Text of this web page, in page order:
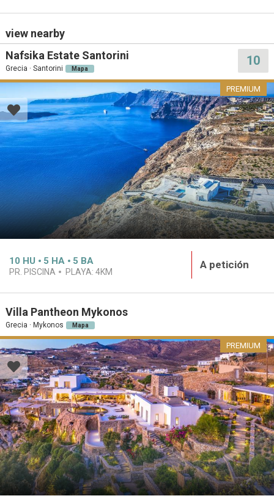
view nearby
Nafsika Estate Santorini
Grecia · Santorini Mapa
10
PREMIUM
10 HU 5 HA 5 BA
PR. PISCINA PLAYA: 4KM
A petición
Villa Pantheon Mykonos
Grecia · Mykonos Mapa
PREMIUM